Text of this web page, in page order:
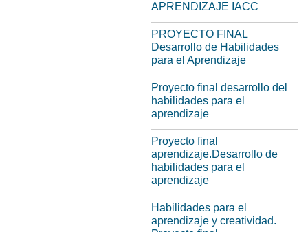
APRENDIZAJE IACC
PROYECTO FINAL
Desarrollo de Habilidades
para el Aprendizaje
Proyecto final desarrollo del
habilidades para el
aprendizaje
Proyecto final
aprendizaje.Desarrollo de
habilidades para el
aprendizaje
Habilidades para el
aprendizaje y creatividad.